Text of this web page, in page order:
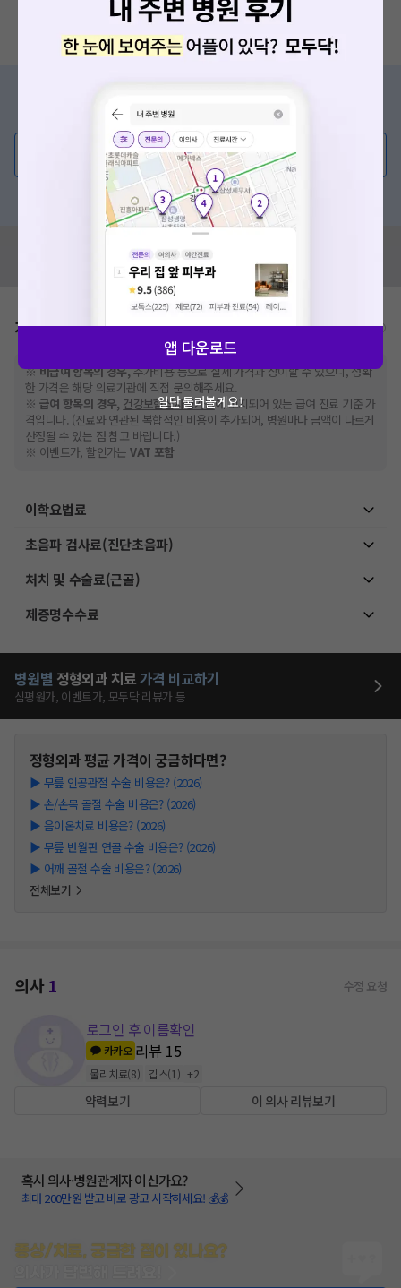
증상/치료, 궁금한 점이 있나요?
의사가 직접 답해드려요!
💬 무엇이든 물어보세요
혹은, 의료상담 서비스에 다양한 게시글 보러가기
혹시 잘못된 병원정보가 있나요?
모두닥 팀에 알려주세요!
가격표 비급여/급여 진료란?
※비급여 항목의 경우,추가비용 등으로 실제 가격과 상이할 수 있으니, 정확
한 가격은 해당 의료기관에 직접 문의해주세요.
※ 급여 항목의 경우, 건강보험심사평가원에 고지되어 있는 급여 진료 기준 가
격입니다. (진료와 연관된 복합적인 비용이 추가되어, 병원마다 금액이 다르게
산정될 수 있는 점 참고 바랍니다.)
※ 이벤트가, 할인가는VAT 포함
이학요법료
초음파 검사료(진단초음파)
처치 및 수술료(근골)
제증명수수료
병원별 정형외과 치료가격 비교하기
심평원가, 이벤트가, 모두닥 리뷰가 등
정형외과평균 가격이 궁금하다면?
▶ 무릎 인공관절 수술 비용은? (2026)
▶ 손/손목 골절 수술 비용은? (2026)
▶ 음이온치료 비용은? (2026)
▶ 무릎 반월판 연골 수술 비용은? (2026)
▶ 어깨 골절 수술 비용은? (2026)
전체보기
의사1 수정 요청
로그인 후 이름확인
카카오 리뷰 15
물리치료(8) 깁스(1 ) +2
약력보기 이 의사 리뷰보기
혹시 의사·병원관계자 이신가요?
최대 200만원 받고 바로 광고 시작하세요! 💰💰
증상/치료, 궁금한 점이 있나요?
앱 다운로드
일단 둘러볼게요!